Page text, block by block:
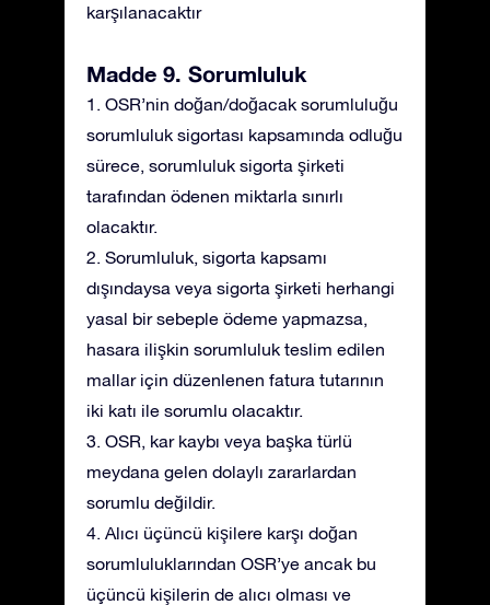
karşılanacaktır
Madde 9. Sorumluluk
1. OSR’nin doğan/doğacak sorumluluğu
sorumluluk sigortası kapsamında odluğu
sürece, sorumluluk sigorta şirketi
tarafından ödenen miktarla sınırlı
olacaktır.
2. Sorumluluk, sigorta kapsamı
dışındaysa veya sigorta şirketi herhangi
yasal bir sebeple ödeme yapmazsa,
hasara ilişkin sorumluluk teslim edilen
mallar için düzenlenen fatura tutarının
iki katı ile sorumlu olacaktır.
3. OSR, kar kaybı veya başka türlü
meydana gelen dolaylı zararlardan
sorumlu değildir.
4. Alıcı üçüncü kişilere karşı doğan
sorumluluklarından OSR’ye ancak bu
üçüncü kişilerin de alıcı olması ve